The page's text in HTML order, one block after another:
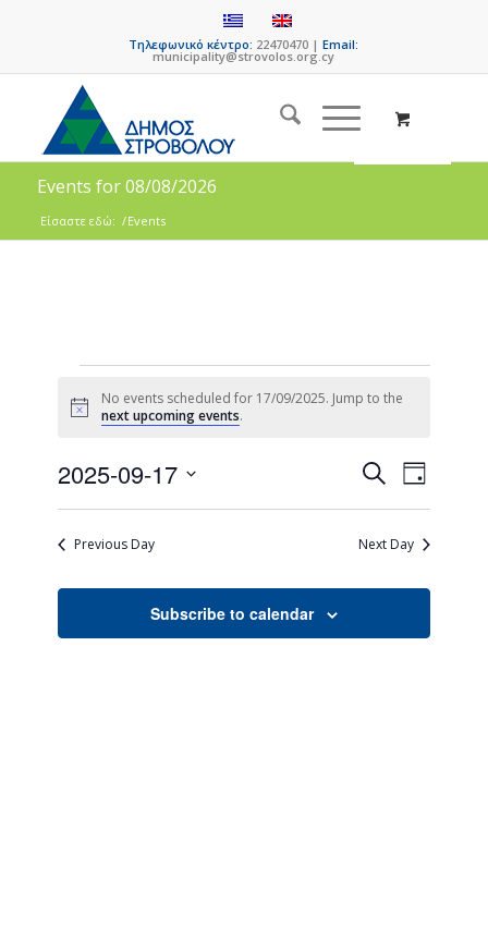
Τηλεφωνικό κέντρο: 22470470 |Email:
municipality@strovolos.org.cy
Events for 08/08/2026
Είσαστε εδώ: /Events
Notice
No events scheduled for 17/09/2025. Jump to the
next upcoming events.
Events
Search
and
SearchEvent
Views
Day
2025-09-17
Previous Day
Next Day
Subscribe to calendar